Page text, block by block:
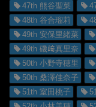
47th 熊谷聖菜
48th 谷合瑠莉
49th 安保里緒菜
49th 磯﨑真里奈
50th 小野寺穂里
50th 桑澤佳奈子
51th 室田桃子